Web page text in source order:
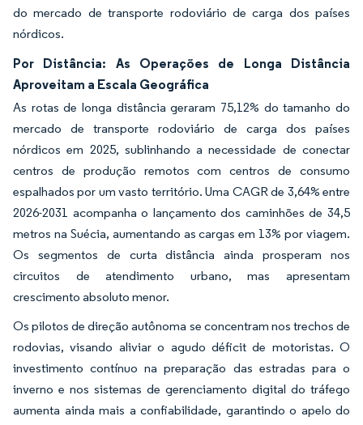
do mercado de transporte rodoviário de carga dos países
nórdicos.
Por Distância: As Operações de Longa Distância
Aproveitam a Escala Geográfica
As rotas de longa distância geraram 75,12% do tamanho do
mercado de transporte rodoviário de carga dos países
nórdicos em 2025, sublinhando a necessidade de conectar
centros de produção remotos com centros de consumo
espalhados por um vasto território. Uma CAGR de 3,64% entre
2026-2031 acompanha o lançamento dos caminhões de 34,5
metros na Suécia, aumentando as cargas em 13% por viagem.
Os segmentos de curta distância ainda prosperam nos
circuitos de atendimento urbano, mas apresentam
crescimento absoluto menor.
Os pilotos de direção autônoma se concentram nos trechos de
rodovias, visando aliviar o agudo déficit de motoristas. O
investimento contínuo na preparação das estradas para o
inverno e nos sistemas de gerenciamento digital do tráfego
aumenta ainda mais a confiabilidade, garantindo o apelo do